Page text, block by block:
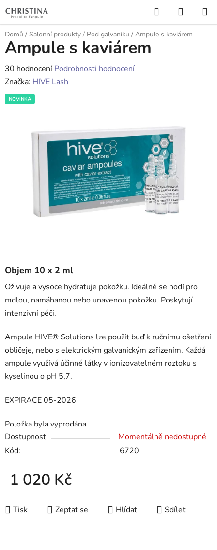
na
obsah
Hledat
KOŠÍK
Domů / Salonní produkty / Pod galvaniku / Ampule s kaviárem
Objem 10 x 2 ml
Oživuje a vysoce hydratuje pokožku. Ideálně se hodí pro
mdlou, namáhanou nebo unavenou pokožku. Poskytují
intenzivní péči.
Ampule HIVE® Solutions lze použít buď k ručnímu ošetření
obličeje, nebo s elektrickým galvanickým zařízením. Každá
ampule využívá účinné látky v ionizovatelném roztoku s
kyselinou o pH 5,7.
EXPIRACE 05-2026
Položka byla vyprodána…
Dostupnost
Momentálně nedostupné
Kód:
6720
1 020 Kč
Tisk
Zeptat se Hlídat Sdílet
Ampule s kaviárem
Průměrné
hodnocení
produktu
je
30 hodnocení Podrobnosti hodnocení
Značka: HIVE Lash
NOVINKA